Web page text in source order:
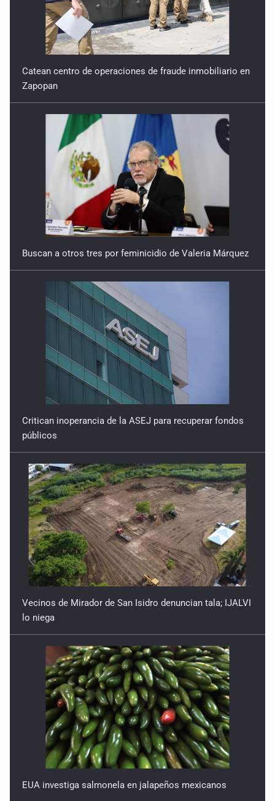
Catean centro de operaciones de fraude inmobiliario en
Zapopan
Buscan a otros tres por feminicidio de Valeria Márquez
Critican inoperancia de la ASEJ para recuperar fondos
públicos
Vecinos de Mirador de San Isidro denuncian tala; IJALVI
lo niega
EUA investiga salmonela en jalapeños mexicanos